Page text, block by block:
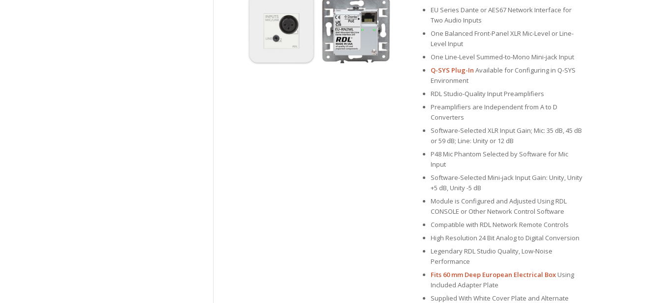
EU Series Dante or AES67 Network Interface for
Two Audio Inputs
One Balanced Front-Panel XLR Mic-Level or Line-
Level Input
One Line-Level Summed-to-Mono Mini-jack Input
Q-SYS Plug-InAvailable for Configuring in Q-SYS
Environment
RDL Studio-Quality Input Preamplifiers
Preamplifiers are Independent from A to D
Converters
Software-Selected XLR Input Gain; Mic: 35 dB, 45 dB
or 59 dB; Line: Unity or 12 dB
P48 Mic Phantom Selected by Software for Mic
Input
Software-Selected Mini-jack Input Gain: Unity, Unity
+5 dB, Unity -5 dB
Module is Configured and Adjusted Using RDL
CONSOLE or Other Network Control Software
Compatible with RDL Network Remote Controls
High Resolution 24 Bit Analog to Digital Conversion
Legendary RDL Studio Quality, Low-Noise
Performance
Fits 60 mm Deep European Electrical Box Using
Included Adapter Plate
Supplied With White Cover Plate and Alternate